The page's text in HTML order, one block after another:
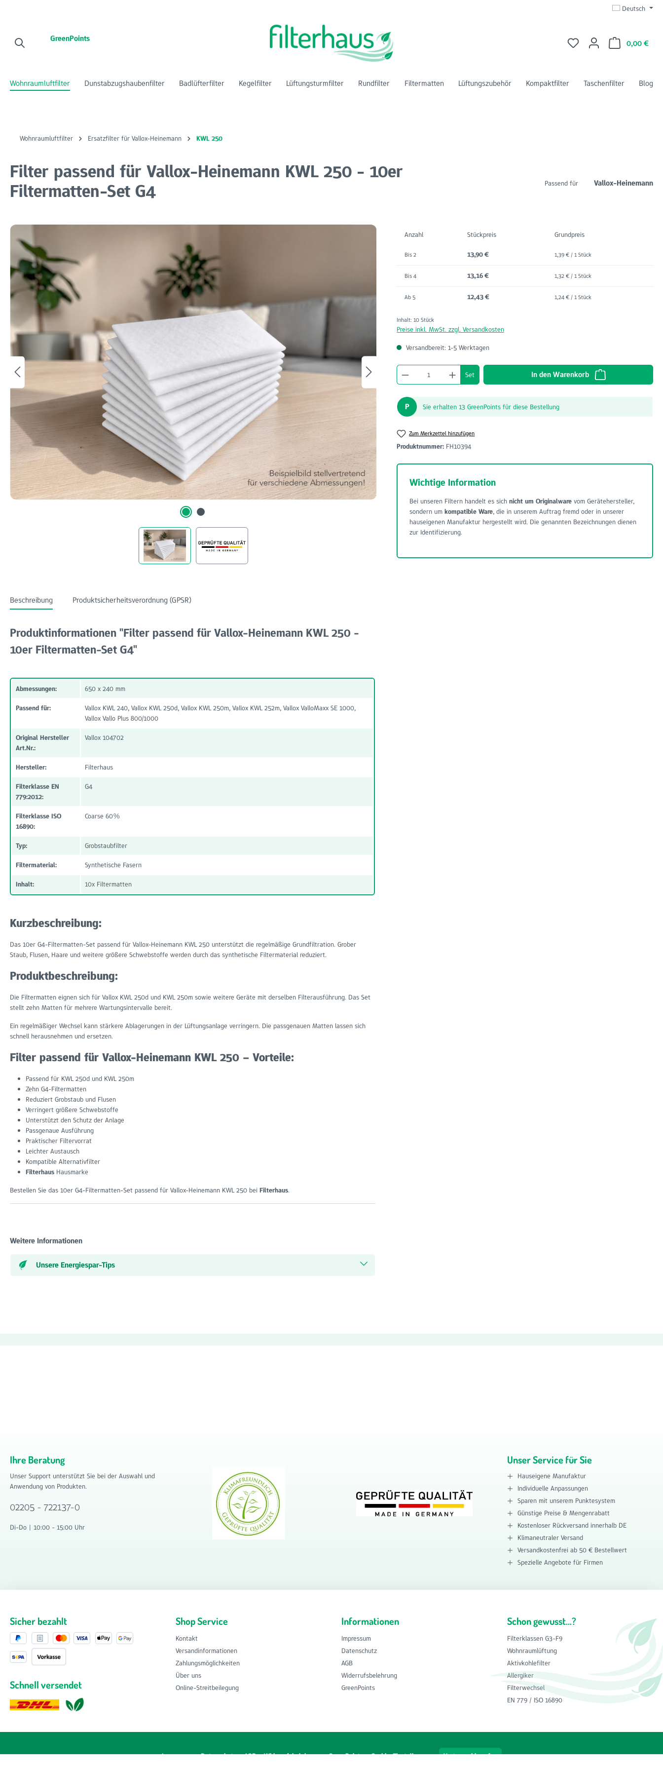
Deutsch
GreenPoints Du hast 0 Produkte auf dem
0,00 €
Wohnraumluftfilter Dunstabzugshaubenfilter Badlüfterfilter Kegelfilter Lüftungsturmfilter Rundfilter Filtermatten Lüftungszubehör Kompaktfilter Taschenfilter Blog
Wohnraumluftfilter Ersatzfilter für Vallox-Heinemann KWL 250
Filter passend für Vallox-Heinemann KWL 250 - 10er
Filtermatten-Set G4
Passend für Vallox-Heinemann
Bildergalerie überspringen
Anzahl Stückpreis Grundpreis
Bis2 13,90 € 1,39 € / 1 Stück
Bis4 13,16 € 1,32 € / 1 Stück
Ab 5 12,43 € 1,24 € / 1 Stück
Inhalt: 10 Stück
Preise inkl. MwSt. zzgl. Versandkosten
Versandbereit: 1-5 Werktagen
Produkt Anzahl: Gib den gewünschten Wert ein oder
Set In den Warenkorb
P Sie erhalten 13 GreenPoints für diese Bestellung
Zum Merkzettel hinzufügen
Produktnummer: FH10394
Wichtige Information
Bei unseren Filtern handelt es sich nicht um Originalware vom Gerätehersteller,
sondern um kompatible Ware, die in unserem Auftrag fremd oder in unserer
hauseigenen Manufaktur hergestellt wird. Die genannten Bezeichnungen dienen
zur Identifizierung.
Beschreibung Produktsicherheitsverordnung (GPSR)
Produktinformationen "Filter passend für Vallox-Heinemann KWL 250 -
10er Filtermatten-Set G4"
Abmessungen: 650 x 240 mm
Passend für:
Vallox KWL 240, Vallox KWL 250d, Vallox KWL 250m, Vallox KWL 252m, Vallox ValloMaxx SE 1000,
Vallox Vallo Plus 800/1000
Original Hersteller
Art.Nr.:
Vallox 104702
Hersteller: Filterhaus
Filterklasse EN
779:2012:
G4
Filterklasse ISO
16890:
Coarse 60%
Typ: Grobstaubfilter
Filtermaterial: Synthetische Fasern
Inhalt: 10x Filtermatten
Kurzbeschreibung:
Das 10er G4-Filtermatten-Set passend für Vallox-Heinemann KWL 250 unterstützt die regelmäßige Grundfiltration. Grober
Staub, Flusen, Haare und weitere größere Schwebstoffe werden durch das synthetische Filtermaterial reduziert.
Produktbeschreibung:
Die Filtermatten eignen sich für Vallox KWL 250d und KWL 250m sowie weitere Geräte mit derselben Filterausführung. Das Set
stellt zehn Matten für mehrere Wartungsintervalle bereit.
Ein regelmäßiger Wechsel kann stärkere Ablagerungen in der Lüftungsanlage verringern. Die passgenauen Matten lassen sich
schnell herausnehmen und ersetzen.
Filter passend für Vallox-Heinemann KWL 250 – Vorteile:
Passend für KWL 250d und KWL 250m
Zehn G4-Filtermatten
Reduziert Grobstaub und Flusen
Verringert größere Schwebstoffe
Unterstützt den Schutz der Anlage
Passgenaue Ausführung
Praktischer Filtervorrat
Leichter Austausch
Kompatible Alternativfilter
Filterhaus Hausmarke
Bestellen Sie das 10er G4-Filtermatten-Set passend für Vallox-Heinemann KWL 250 bei Filterhaus.
Weitere Informationen
Unsere Energiespar-Tips
Ihre Beratung
Unser Support unterstützt Sie bei der Auswahl und
Anwendung von Produkten.
02205 - 722137-0
Di-Do | 10:00 - 15:00 Uhr
Unser Service für Sie
Hauseigene Manufaktur
Individuelle Anpassungen
Sparen mit unserem Punktesystem
Günstige Preise & Mengenrabatt
Kostenloser Rückversand innerhalb DE
Klimaneutraler Versand
Versandkostenfrei ab 50 € Bestellwert
Spezielle Angebote für Firmen
Sicher bezahlt
Schnell versendet
Shop Service
Kontakt
Versandinformationen
Zahlungsmöglichkeiten
Über uns
Online-Streitbeilegung
Informationen
Impressum
Datenschutz
AGB
Widerrufsbelehrung
GreenPoints
Schon gewusst...?
Filterklassen G3-F9
Wohnraumlüftung
Aktivkohlefilter
Allergiker
Filterwechsel
EN 779 / ISO 16890
Impressum Datenschutz AGB Widerrufsbelehrung GreenPoints Cookie-Einstellungen Vertrag widerrufen